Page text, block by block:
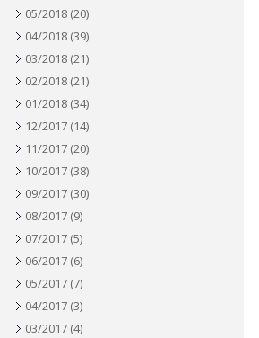
05/2018 (20)
04/2018 (39)
03/2018 (21)
02/2018 (21)
01/2018 (34)
12/2017 (14)
11/2017 (20)
10/2017 (38)
09/2017 (30)
08/2017 (9)
07/2017 (5)
06/2017 (6)
05/2017 (7)
04/2017 (3)
03/2017 (4)